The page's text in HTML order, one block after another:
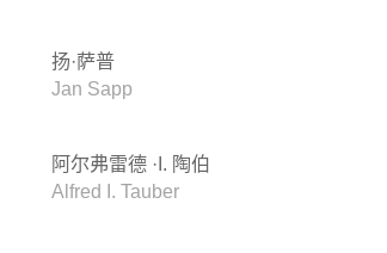
扬·萨普
Jan Sapp
阿尔弗雷德 ·I. 陶伯
Alfred I. Tauber